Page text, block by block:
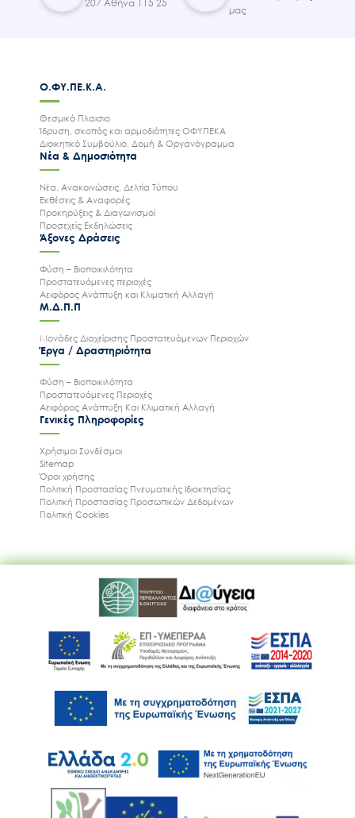
207 Αθήνα 115 25
μας
Ο.ΦΥ.ΠΕ.Κ.Α.
Θεσμικό Πλαισιο
Ίδρυση, σκοπός και αρμοδιότητες ΟΦΥΠΕΚΑ
Διοικητικό Συμβούλιο, Δομή & Οργανόγραμμα
Νέα & Δημοσιότητα
Νέα, Ανακοινώσεις, Δελτία Τύπου
Εκθέσεις & Αναφορές
Προκηρύξεις & Διαγωνισμοί
Προσεχείς Εκδηλώσεις
Άξονες Δράσεις
Φύση – Βιοποικιλότητα
Προστατευόμενες περιοχές
Αειφόρος Ανάπτυξη και Κλιματική Αλλαγή
Μ.Δ.Π.Π
Μονάδες Διαχείρισης Προστατευόμενων Περιοχών
Έργα / Δραστηριότητα
Φύση – Βιοποικιλότητα
Προστατευόμενες Περιοχές
Αειφόρος Ανάπτυξη Και Κλιματική Αλλαγή
Γενικές Πληροφορίες
Χρήσιμοι Συνδέσμοι
Sitemap
Όροι χρήσης
Πολιτική Προστασίας Πνευματικής Ιδιοκτησίας
Πολιτική Προστασίας Προσωπικών Δεδομένων
Πολιτική Cookies